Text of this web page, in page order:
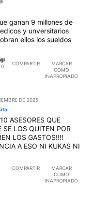
ganan 9 millones de
y unversitarios
ellos los sueldos
0
COMPARTIR
MARCAR
COMO
INAPROPIADO
DE 2025
ASESORES QUE
LOS QUITEN POR
LOS GASTOS!!!!
A ESO NI KUKAS NI
COMPARTIR
MARCAR
COMO
INAPROPIADO